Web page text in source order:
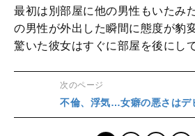
最初は別部屋に他の男性もいたみ
の男性が外出した瞬間に態度が豹
驚いた彼女はすぐに部屋を後にし
次のページ
不倫、浮気…女癖の悪さはデ